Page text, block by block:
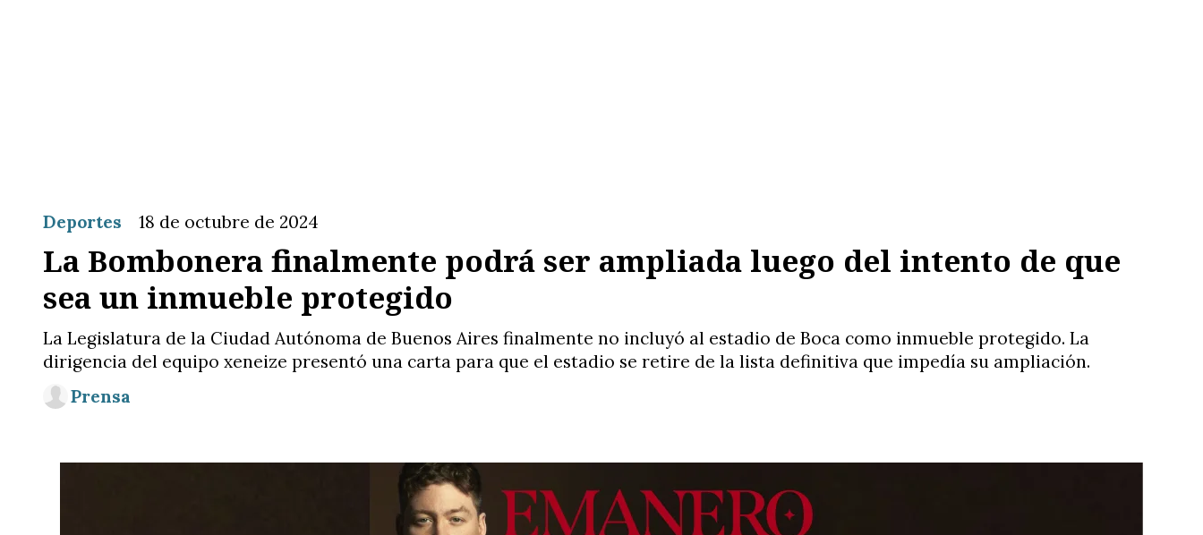
La Bombonera finalmente podrá ser ampliada luego del intento de que
sea un inmueble protegido
La Legislatura de la Ciudad Autónoma de Buenos Aires finalmente no incluyó al estadio de Boca como inmueble protegido. La
dirigencia del equipo xeneize presentó una carta para que el estadio se retire de la lista definitiva que impedía su ampliación.
Deportes 18 de octubre de 2024
Prensa